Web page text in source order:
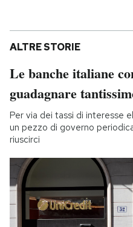
ALTRE STORIE
Le banche italiane
guadagnare
Per via dei tassi di interesse
un pezzo di governo
riuscirci